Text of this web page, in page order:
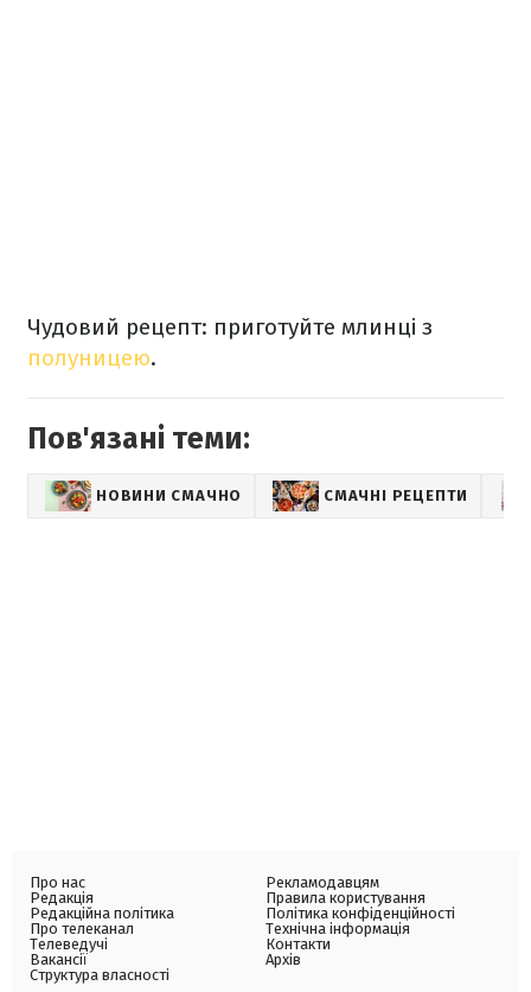
Чудовий рецепт: приготуйте млинці з
полуницею.
Пов'язані теми:
НОВИНИ СМАЧНО СМАЧНІ РЕЦЕПТИ
Про нас
Редакція
Редакційна політика
Про телеканал
Телеведучі
Вакансії
Структура власності
Рекламодавцям
Правила користування
Політика конфіденційності
Технічна інформація
Контакти
Архів